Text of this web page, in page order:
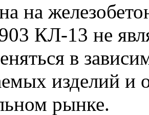
на
КЛ-13 не
в
изделий и
рынке.